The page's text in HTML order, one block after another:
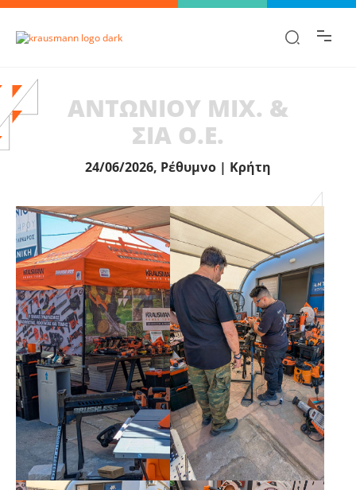
ΑΝΤΩΝΙΟΥ ΜΙΧ. &
ΣΙΑ Ο.Ε.
24/06/2026, Ρέθυμνο | Κρήτη
Βρες γρήγορα την πληροφορία που